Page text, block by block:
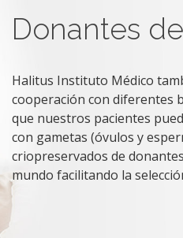
Donantes
Halitus Instituto Médico
cooperación con diferentes
que nuestros pacientes
con gametas (óvulos y
criopreservados de
mundo facilitando la